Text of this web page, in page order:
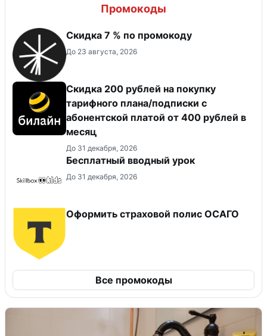
Промокоды
Скидка 7 % по промокоду
До 23 августа, 2026
Скидка 200 рублей на покупку
тарифного плана/подписки с
абонентской платой от 400 рублей в
месяц
До 31 декабря, 2026
Бесплатный вводный урок
До 31 декабря, 2026
Оформить страховой полис ОСАГО
Все промокоды